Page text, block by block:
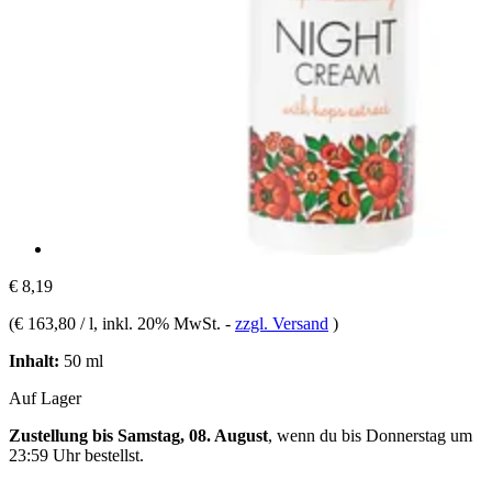
€ 8,19
(€ 163,80 / l, inkl. 20% MwSt. - zzgl. Versand )
Inhalt: 50 ml
Auf Lager
Zustellung bis Samstag, 08. August, wenn du bis Donnerstag um
23:59 Uhrbestellst.